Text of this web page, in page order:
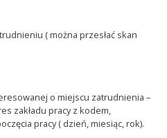
( można przesłać skan
o miejscu zatrudnienia –
zakładu pracy z kodem,
pracy ( dzień, miesiąc, rok).